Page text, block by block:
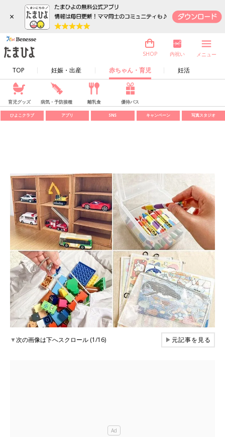
×
TOP 妊娠・出産 赤ちゃん・育児 妊活
SHOP 内祝い メニュー
育児グッズ 病気・予防接種 離乳食 優待パス
ひよこクラブ アプリ SNS キャンペーン 写真スタジオ
▼次の画像は下へスクロール (1/16) ▶元記事を見る